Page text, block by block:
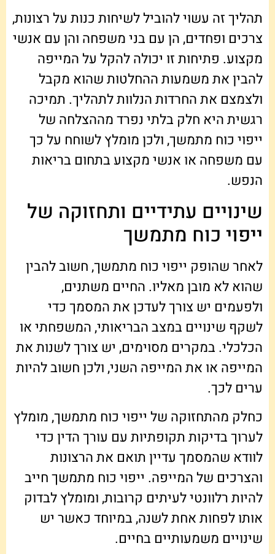
תהליך זה עשוי להוביל לשיחות כנות על רצונות,
צרכים ופחדים, הן עם בני משפחה והן עם אנשי
מקצוע. פתיחות זו יכולה להקל על המייפה
להבין את משמעות ההחלטות שהוא מקבל
ולצמצם את החרדות הנלוות לתהליך. תמיכה
רגשית היא חלק בלתי נפרד מההצלחה של
ייפוי כוח מתמשך, ולכן מומלץ לשוחח על כך
עם משפחה או אנשי מקצוע בתחום בריאות
הנפש.
שינויים עתידיים ותחזוקה של
ייפוי כוח מתמשך
לאחר שהופק ייפוי כוח מתמשך, חשוב להבין
שהוא לא מובן מאליו. החיים משתנים,
ולפעמים יש צורך לעדכן את המסמך כדי
לשקף שינויים במצב הבריאותי, המשפחתי או
הכלכלי. במקרים מסוימים, יש צורך לשנות את
המייפה או את המייפה השני, ולכן חשוב להיות
ערים לכך.
כחלק מהתחזוקה של ייפוי כוח מתמשך, מומלץ
לערוך בדיקות תקופתיות עם עורך הדין כדי
לוודא שהמסמך עדיין תואם את הרצונות
והצרכים של המייפה. ייפוי כוח מתמשך חייב
להיות רלוונטי לעיתים קרובות, ומומלץ לבדוק
אותו לפחות אחת לשנה, במיוחד כאשר יש
שינויים משמעותיים בחיים.